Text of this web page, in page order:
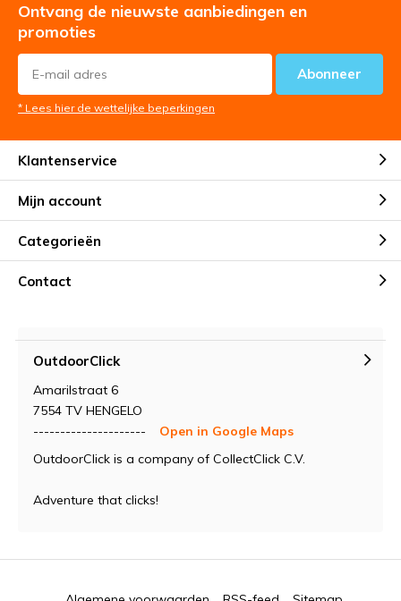
Ontvang de nieuwste aanbiedingen en
promoties
Abonneer
* Lees hier de wettelijke beperkingen
Klantenservice
Mijn account
Categorieën
Contact
OutdoorClick
Amarilstraat 6
7554 TV HENGELO
---------------------
Open in Google Maps
OutdoorClick is a company of CollectClick C.V.
Adventure that clicks!